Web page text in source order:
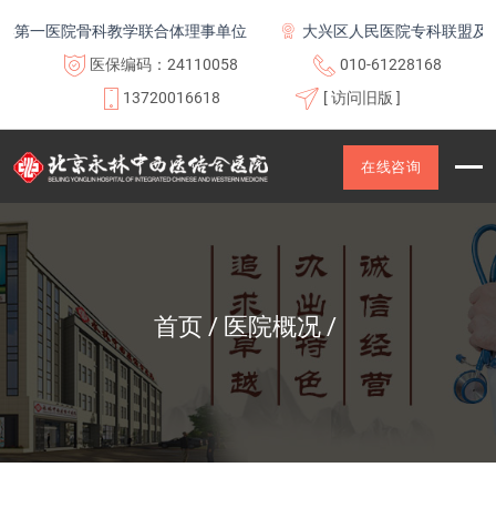
一医院骨科教学联合体理事单位
大兴区人民医院专科联盟及医
医保编码：24110058
010-61228168
13720016618
[ 访问旧版 ]
在线咨询
首页 医院概况